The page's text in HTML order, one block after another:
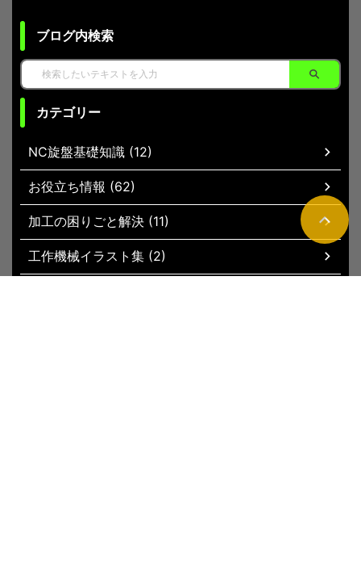
ブログ内検索
カテゴリー
NC旋盤基礎知識 (12)
お役立ち情報 (62)
加工の困りごと解決 (11)
工作機械イラスト集 (2)